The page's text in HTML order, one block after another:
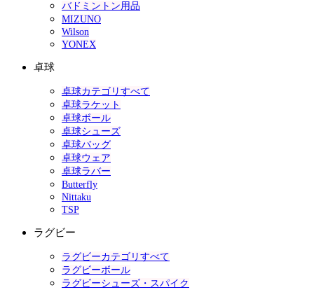
バドミントン用品
MIZUNO
Wilson
YONEX
卓球
卓球カテゴリすべて
卓球ラケット
卓球ボール
卓球シューズ
卓球バッグ
卓球ウェア
卓球ラバー
Butterfly
Nittaku
TSP
ラグビー
ラグビーカテゴリすべて
ラグビーボール
ラグビーシューズ・スパイク